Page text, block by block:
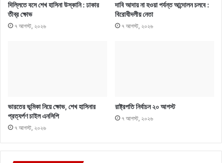
দিল্লিতে বসে শেখ হাসিনা উস্কানি : ঢাকার
তীব্র ক্ষোভ
৭ আগস্ট, ২০২৬
দাবি আদায় না হওয়া পর্যন্ত আন্দোলন চলবে :
বিরোধীদলীয় নেতা
৭ আগস্ট, ২০২৬
ভারতের ভূমিকা নিয়ে ক্ষোভ, শেখ হাসিনার
প্রত্যর্পণ চাইল এনসিপি
৭ আগস্ট, ২০২৬
রাষ্ট্রপতি নির্বাচন ২০ আগস্ট
৭ আগস্ট, ২০২৬